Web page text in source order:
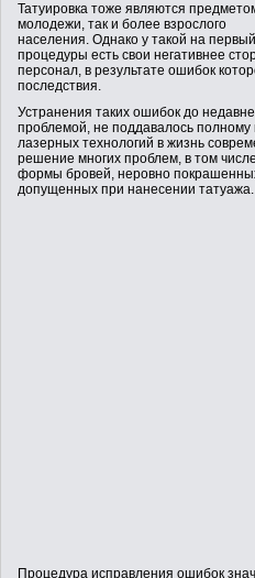
ВОПРОСЫ
Татуировка тоже являются
молодежи, так и более взрослого
населения. Однако у такой на
процедуры есть свои негативнее
персонал, в результате ошибок
последствия.
Устранения таких ошибок до
проблемой, не поддавалось
лазерных технологий в жизнь
решение многих проблем, в том
формы бровей, неровно
допущенных при нанесении татуажа.
Процедура исправления ошибок